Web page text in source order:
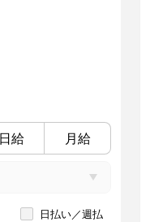
日給 月給
日払い／週払